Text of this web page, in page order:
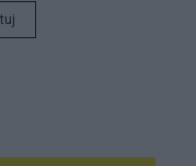
Sandor LaVey)